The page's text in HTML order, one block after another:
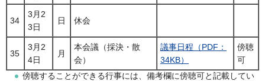
34
3月2
3日
日 休会
35
3月2
4日
月
本会議（採決・散
会）
議事日程（PDF：
34KB）
傍聴
可
傍聴することができる行事には、備考欄に傍聴可と記載してい